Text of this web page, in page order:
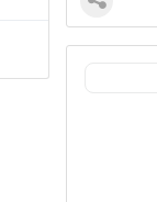
مي
اگر